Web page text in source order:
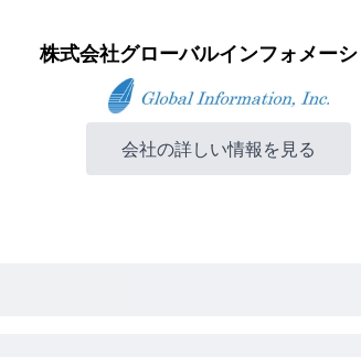
株式会社グローバルインフォメー
会社の詳しい情報を見る